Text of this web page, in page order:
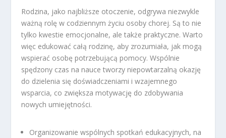
Rodzina, jako najbliższe otoczenie, odgrywa niezwykle
ważną rolę w codziennym życiu osoby chorej. Są to nie
tylko kwestie emocjonalne, ale także praktyczne. Warto
więc edukować całą rodzinę, aby zrozumiała, jak mogą
wspierać osobę potrzebującą pomocy. Wspólnie
spędzony czas na nauce tworzy niepowtarzalną okazję
do dzielenia się doświadczeniami i wzajemnego
wsparcia, co zwiększa motywację do zdobywania
nowych umiejętności.
Organizowanie wspólnych spotkań edukacyjnych, na